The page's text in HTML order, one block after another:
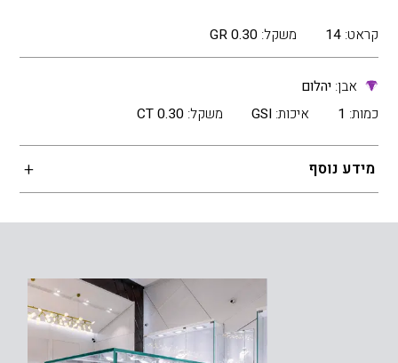
קראט: 14 משקל: 0.30 GR
אבן:יהלום
כמות: 1 איכות: GSI משקל:0.30 CT
מידע נוסף